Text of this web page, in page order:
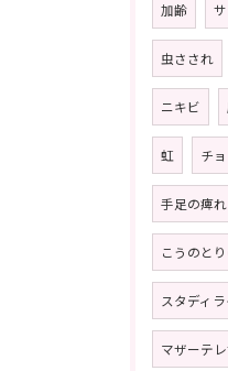
加齢
虫さされ
ニキビ
虹 チ
手足の痺れ
こうのと
スタディ
マザーテ